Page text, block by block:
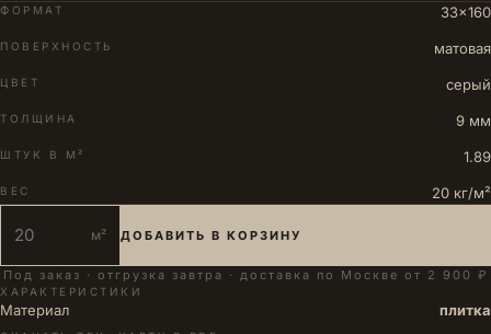
ФОРМАТ 33×160
ПОВЕРХНОСТЬ матовая
ЦВЕТ серый
ТОЛЩИНА 9 мм
ШТУК В М² 1.89
ВЕС 20 кг/м²
м² ДОБАВИТЬ В КОРЗИНУ
Под заказ · отгрузка завтра · доставка по Москве от 2 900 ₽
ХАРАКТЕРИСТИКИ
Материал плитка